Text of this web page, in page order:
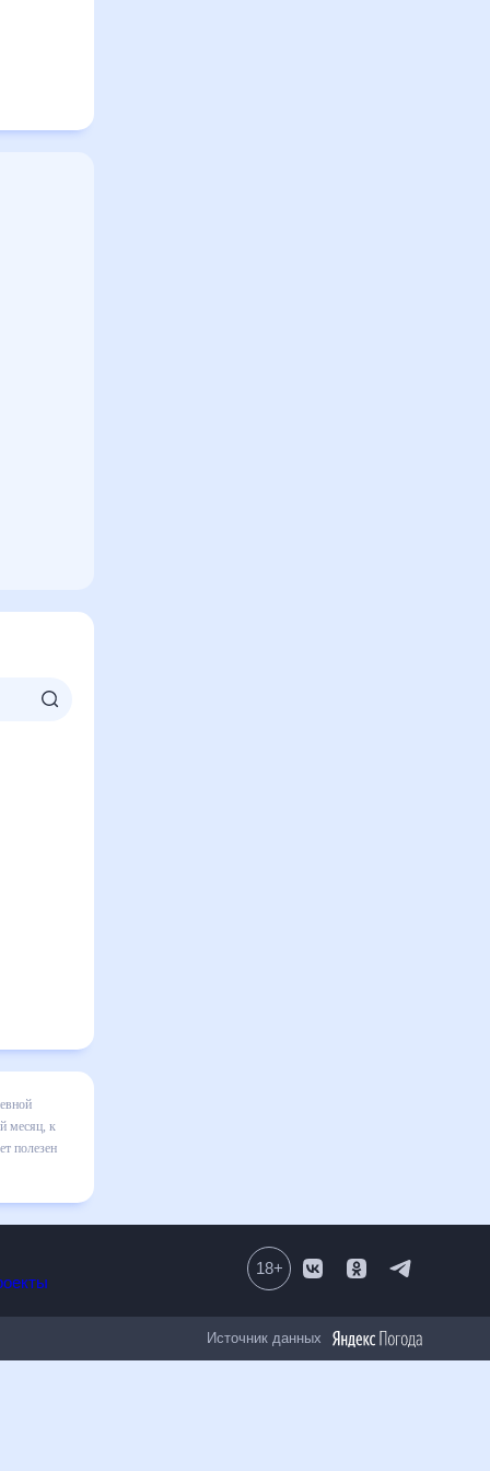
месяц, к
полезен
Все проекты
18+
Источник данных